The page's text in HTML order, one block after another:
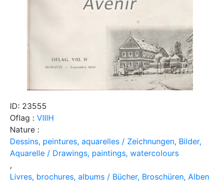
ID: 23555
Oflag : VIIIH
Nature :
Dessins, peintures, aquarelles / Zeichnungen, Bilder,
Aquarelle / Drawings, paintings, watercolours
,
Livres, brochures, albums / Bücher, Broschüren, Alben